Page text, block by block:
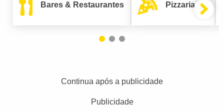
Bares & Restaurantes Pizzarias
Continua após a publicidade
Publicidade